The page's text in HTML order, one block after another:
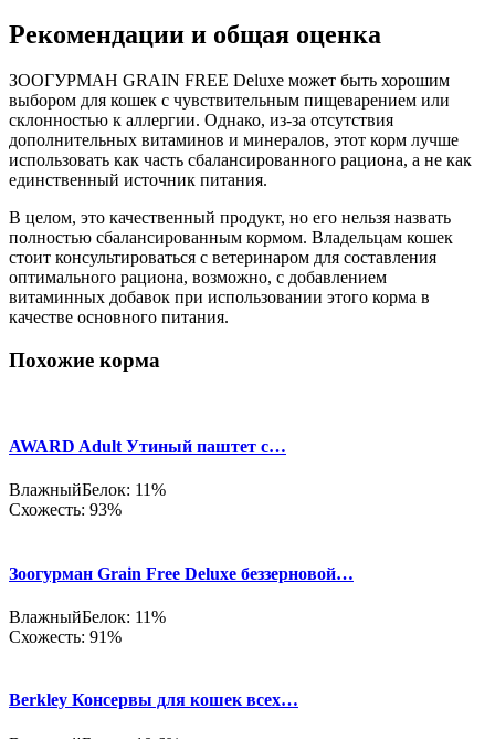
Рекомендации и общая оценка
ЗООГУРМАН GRAIN FREE Deluxe может быть хорошим
выбором для кошек с чувствительным пищеварением или
склонностью к аллергии. Однако, из-за отсутствия
дополнительных витаминов и минералов, этот корм лучше
использовать как часть сбалансированного рациона, а не как
единственный источник питания.
В целом, это качественный продукт, но его нельзя назвать
полностью сбалансированным кормом. Владельцам кошек
стоит консультироваться с ветеринаром для составления
оптимального рациона, возможно, с добавлением
витаминных добавок при использовании этого корма в
качестве основного питания.
Похожие корма
AWARD Adult Утиный паштет с…
ВлажныйБелок: 11%
Схожесть: 93%
Зоогурман Grain Free Deluxe беззерновой…
ВлажныйБелок: 11%
Схожесть: 91%
Berkley Консервы для кошек всех…